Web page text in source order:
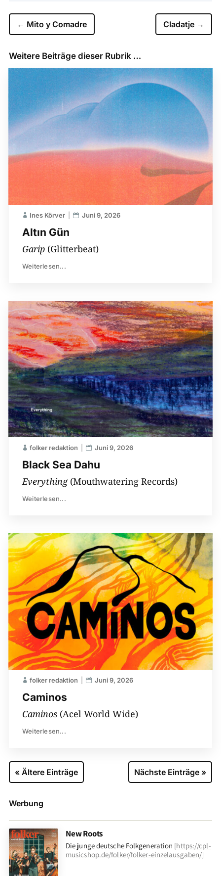
← Mito y Comadre Cladatje →
Weitere Beiträge dieser Rubrik …
Altın Gün
Ines Körver Juni 9, 2026
Garip(Glitterbeat)
Weiterlesen...
Black Sea Dahu
folker redaktion Juni 9, 2026
Everything(Mouthwatering Records)
Weiterlesen...
Caminos
folker redaktion Juni 9, 2026
Caminos(Acel World Wide)
Weiterlesen...
« Ältere Einträge Nächste Einträge »
Werbung
New Roots
Die junge deutsche Folkgeneration [https://cpl-
musicshop.de/folker/folker-einzelausgaben/]